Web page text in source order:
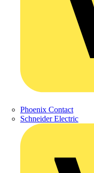
Phoenix Contact
Schneider Electric